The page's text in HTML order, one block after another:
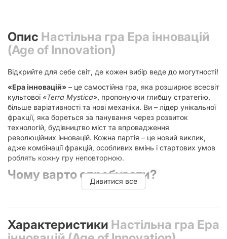
Опис Настільна гра Ера інновацій
(Age of Innovation)
Відкрийте для себе світ, де кожен вибір веде до могутності!
«Ера інновацій» – це самостійна гра, яка розширює всесвіт
культової «Terra Mystica», пропонуючи глибшу стратегію,
більше варіативності та нові механіки. Ви – лідер унікальної
фракції, яка бореться за панування через розвиток
технологій, будівництво міст та впровадження
революційних інновацій. Кожна партія – це новий виклик,
адже комбінації фракцій, особливих вмінь і стартових умов
роблять кожну гру неповторною.
Чому варто спробувати?
способи отримання переваг.
Безмежна варіативність – Поєднуйте різні фракції,
Дивитися все
Характеристики Настільна гра Ера